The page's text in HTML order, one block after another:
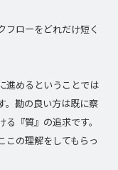
フローをどれだけ短く
進めるということでは
。勘の良い方は既に察
『質』の追求です。
この理解をしてもらっ